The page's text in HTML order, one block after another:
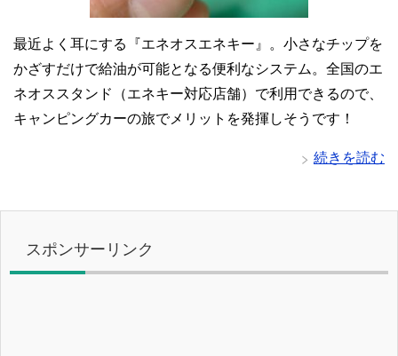
最近よく耳にする『エネオスエネキー』。小さなチップを
かざすだけで給油が可能となる便利なシステム。全国のエ
ネオススタンド（エネキー対応店舗）で利用できるので、
キャンピングカーの旅でメリットを発揮しそうです！
続きを読む
スポンサーリンク